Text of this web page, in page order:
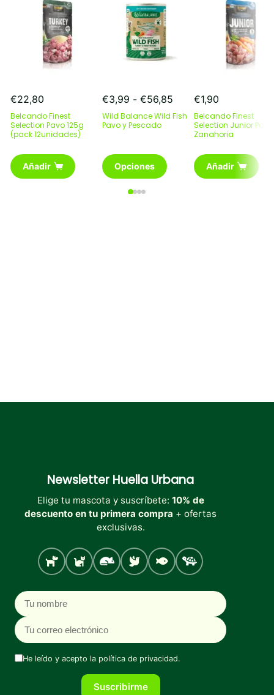
€22,80
Belcando Finest
Selection Pavo 125g
(pack 12unidades)
Añadir
€3,99 - €56,85 Rango
de
precios:
desde
hasta
€56,85
Wild Balance Wild Fish
Pavo y Pescado
Opciones
Este
producto
múltiples
€1,90
Belcando Finest
Selection Junior Pollo
Zanahoria
Añadir
Newsletter Huella Urbana
Elige tu mascota y suscríbete: 10% de
descuento en tu primera compra + ofertas
exclusivas.
Perro Gato Roedores
Aves PecesTortugas
Nombre
Correo electrónico
He leído y acepto la política de privacidad.
Suscribirme